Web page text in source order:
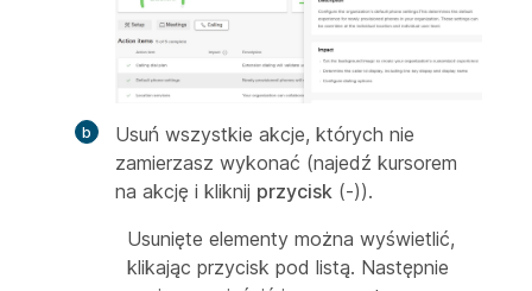
Usuń wszystkie akcje, których nie
zamierzasz wykonać (najedź kursorem
na akcję i kliknij przycisk (-)).
Usunięte elementy można wyświetlić,
klikając przycisk pod listą. Następnie